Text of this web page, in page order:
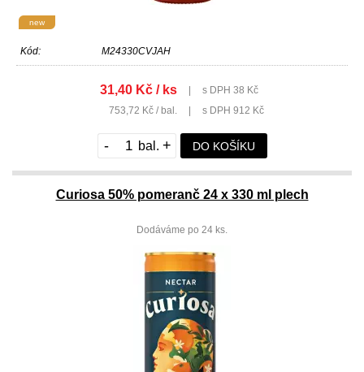
new
Kód: M24330CVJAH
31,40 Kč / ks
s DPH 38 Kč
753,72 Kč / bal.
s DPH 912 Kč
- + DO KOŠÍKU
Curiosa 50% pomeranč 24 x 330 ml plech
Dodáváme po 24 ks.